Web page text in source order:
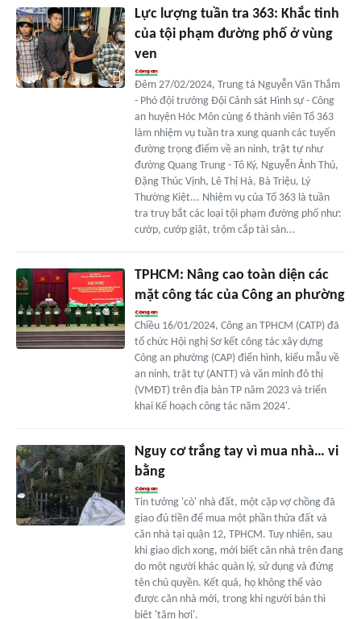
Lực lượng tuần tra 363: Khắc tinh
của tội phạm đường phố ở vùng
ven
Đêm 27/02/2024, Trung tá Nguyễn Văn Thắm
- Phó đội trưởng Đội Cảnh sát Hình sự - Công
an huyện Hóc Môn cùng 6 thành viên Tổ 363
làm nhiệm vụ tuần tra xung quanh các tuyến
đường trọng điểm về an ninh, trật tự như
đường Quang Trung - Tô Ký, Nguyễn Ảnh Thủ,
Đặng Thúc Vịnh, Lê Thị Hà, Bà Triệu, Lý
Thường Kiệt... Nhiệm vụ của Tổ 363 là tuần
tra truy bắt các loại tội phạm đường phố như:
cướp, cướp giật, trộm cắp tài sản...
TPHCM: Nâng cao toàn diện các
mặt công tác của Công an phường
Chiều 16/01/2024, Công an TPHCM (CATP) đã
tổ chức Hội nghị Sơ kết công tác xây dựng
Công an phường (CAP) điển hình, kiểu mẫu về
an ninh, trật tự (ANTT) và văn minh đô thị
(VMĐT) trên địa bàn TP năm 2023 và triển
khai Kế hoạch công tác năm 2024'.
Nguy cơ trắng tay vì mua nhà… vi
bằng
Tin tưởng 'cò' nhà đất, một cặp vợ chồng đã
giao đủ tiền để mua một phần thửa đất và
căn nhà tại quận 12, TPHCM. Tuy nhiên, sau
khi giao dịch xong, mới biết căn nhà trên đang
do một người khác quản lý, sử dụng và đứng
tên chủ quyền. Kết quả, họ không thể vào
được căn nhà mới, trong khi người bán thì
biệt 'tăm hơi'.